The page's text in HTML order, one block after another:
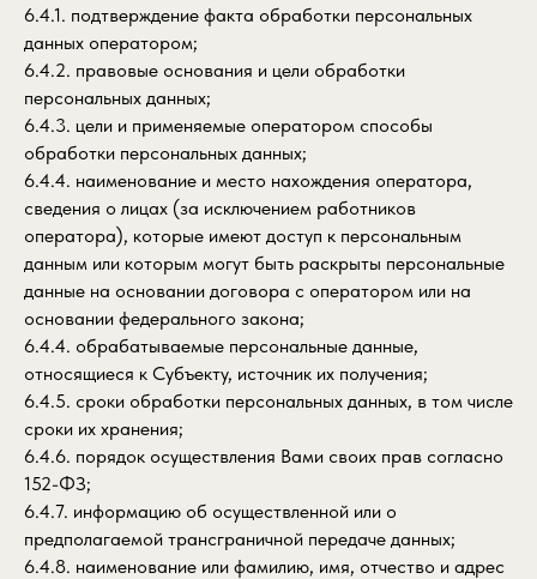
6.4.1. подтверждение факта обработки персональных
данных оператором;
6.4.2. правовые основания и цели обработки
персональных данных;
6.4.3. цели и применяемые оператором способы
обработки персональных данных;
6.4.4. наименование и место нахождения оператора,
сведения о лицах (за исключением работников
оператора), которые имеют доступ к персональным
данным или которым могут быть раскрыты персональные
данные на основании договора с оператором или на
основании федерального закона;
6.4.4. обрабатываемые персональные данные,
относящиеся к Субъекту, источник их получения;
6.4.5. сроки обработки персональных данных, в том числе
сроки их хранения;
6.4.6. порядок осуществления Вами своих прав согласно
152-ФЗ;
6.4.7. информацию об осуществленной или о
предполагаемой трансграничной передаче данных;
6.4.8. наименование или фамилию, имя, отчество и адрес